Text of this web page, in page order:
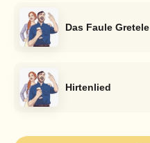
Das Faule Gretele
Hirtenlied